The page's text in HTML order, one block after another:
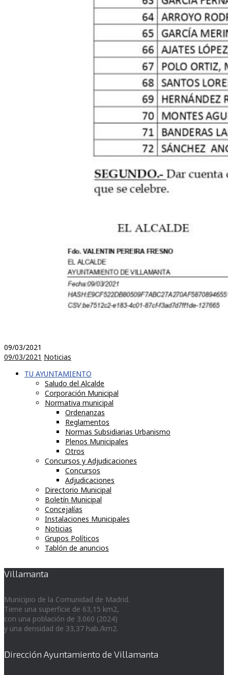
09/03/2021
09/03/2021 Noticias
TU AYUNTAMIENTO
Saludo del Alcalde
Corporación Municipal
Normativa municipal
Ordenanzas
Reglamentos
Normas Subsidiarias Urbanismo
Plenos Municipales
Otros
Concursos y Adjudicaciones
Concursos
Adjudicaciones
Directorio Municipal
Boletín Municipal
Concejalías
Instalaciones Municipales
Noticias
Grupos Políticos
Tablón de anuncios
Villamanta
Municipio de la Comunidad de Madrid.
Tiene una superficie de 63,15 km2,
con una población de 3.060 (2024)
y una densidad de 33,37 hab./km2.
Dirección Ayuntamiento de Villamanta